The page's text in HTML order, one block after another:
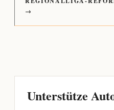
→
Unterstütze